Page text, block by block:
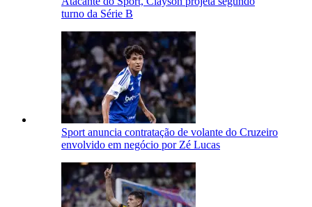
turno da Série B
Sport anuncia contratação de volante do Cruzeiro
envolvido em negócio por Zé Lucas